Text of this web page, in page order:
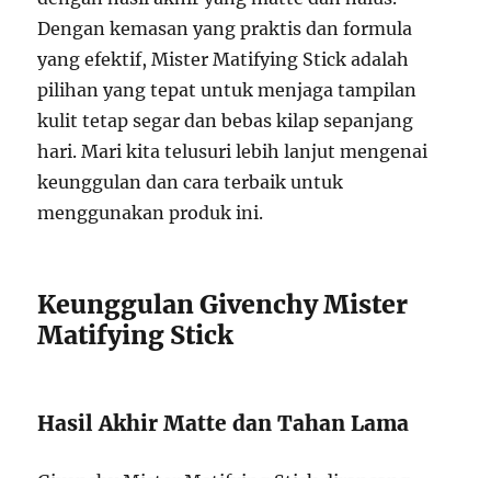
Dengan kemasan yang praktis dan formula
yang efektif, Mister Matifying Stick adalah
pilihan yang tepat untuk menjaga tampilan
kulit tetap segar dan bebas kilap sepanjang
hari. Mari kita telusuri lebih lanjut mengenai
keunggulan dan cara terbaik untuk
menggunakan produk ini.
Keunggulan Givenchy Mister
Matifying Stick
Hasil Akhir Matte dan Tahan Lama